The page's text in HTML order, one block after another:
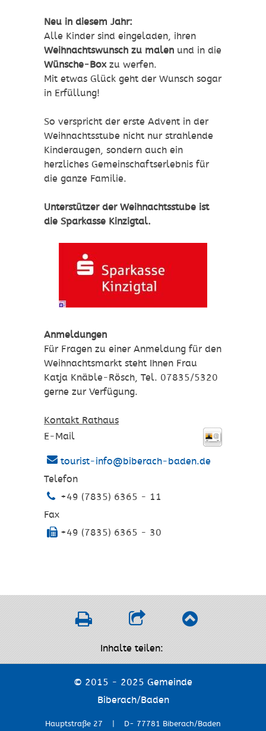
Neu in diesem Jahr:
Alle Kinder sind eingeladen, ihren
Weihnachtswunsch zu malen und in die
Wünsche-Boxzu werfen.
Mit etwas Glück geht der Wunsch sogar
in Erfüllung!
So verspricht der erste Advent in der
Weihnachtsstube nicht nur strahlende
Kinderaugen, sondern auch ein
herzliches Gemeinschaftserlebnis für
die ganze Familie.
Unterstützer der Weihnachtsstube ist
die Sparkasse Kinzigtal.
Anmeldungen
Für Fragen zu einer Anmeldung für den
Weihnachtsmarkt steht Ihnen Frau
Katja Knäble-Rösch, Tel. 07835/5320
gerne zur Verfügung.
Kontakt Rathaus
E-Mail
tourist-info@biberach-baden.de
Telefon
+49 (7835) 6365 - 11
Fax
+49 (7835) 6365 - 30
Inhalte teilen:
© 2015 - 2025 Gemeinde
Biberach/Baden
Hauptstraße 27 | D- 77781 Biberach/Baden